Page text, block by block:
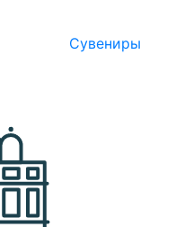
Сувениры